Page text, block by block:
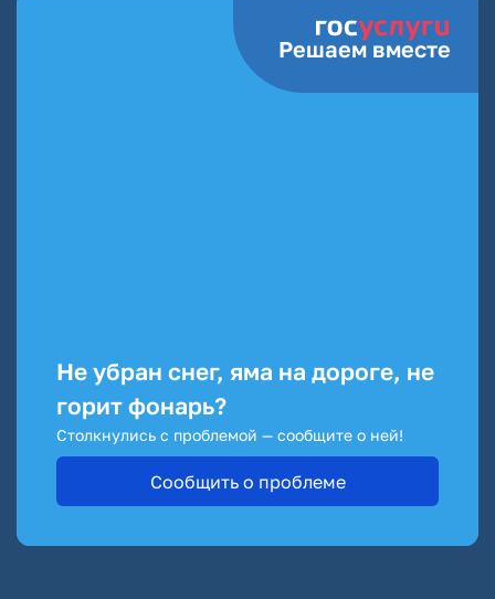
Не убран снег, яма на дороге, не
горит фонарь?
Столкнулись с проблемой — сообщите о ней!
Сообщить о проблеме
Решаем вместе